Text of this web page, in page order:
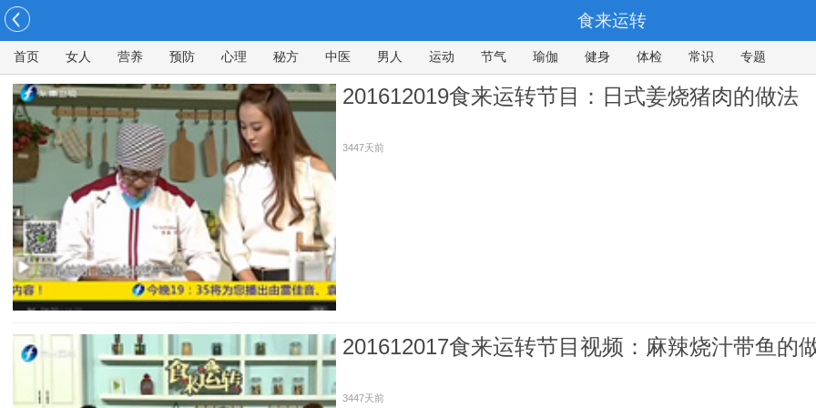
食来运转
首页 女人 营养 预防 心理 秘方 中医 男人 运动 节气 瑜伽 健身 体检 常识 专题
201612019食来运转节目：日式姜烧猪肉的做法
3447天前
201612017食来运转节目视频：麻辣烧汁带鱼的
3447天前